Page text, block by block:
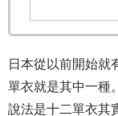
日本從以前開始就
單衣就是其中一種
說法是十二單衣其